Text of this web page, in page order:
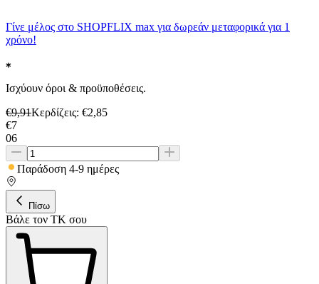
Γίνε μέλος στο SHOPFLIX max για δωρεάν μεταφορικά για 1
χρόνο!
Ισχύουν όροι & προϋποθέσεις.
€9,91Κερδίζεις: €2,85
€7
06
Παράδοση 4-9 ημέρες
Πίσω
Βάλε τον ΤΚ σου